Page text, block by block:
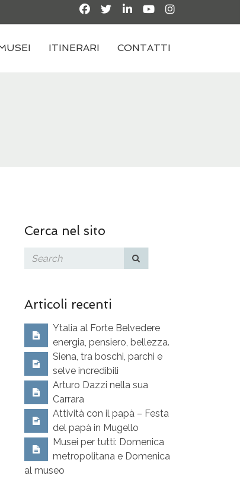
ITINERARI CONTATTI
Cerca nel sito
Articoli recenti
Ytalia al Forte Belvedere
energia, pensiero, bellezza.
Siena, tra boschi, parchi e
selve incredibili
Arturo Dazzi nella sua
Carrara
Attività con il papà – Festa
del papà in Mugello
Musei per tutti: Domenica
metropolitana e Domenica
al museo